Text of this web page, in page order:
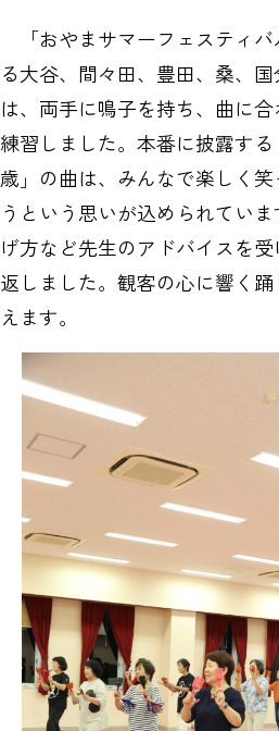
「おやまサマーフェスティ
る大谷、間々田、豊田、桑、
は、両手に鳴子を持ち、曲に
練習しました。本番に披露す
歳」の曲は、みんなで楽しく
うという思いが込められてい
げ方など先生のアドバイスを
返しました。観客の心に響く
えます。